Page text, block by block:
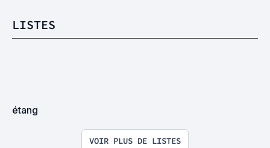
LISTES
étang
VOIR PLUS DE LISTES